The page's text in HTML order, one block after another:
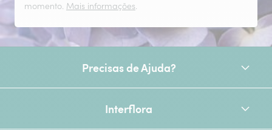
momento. Mais informações.
Precisas de Ajuda?
Interflora